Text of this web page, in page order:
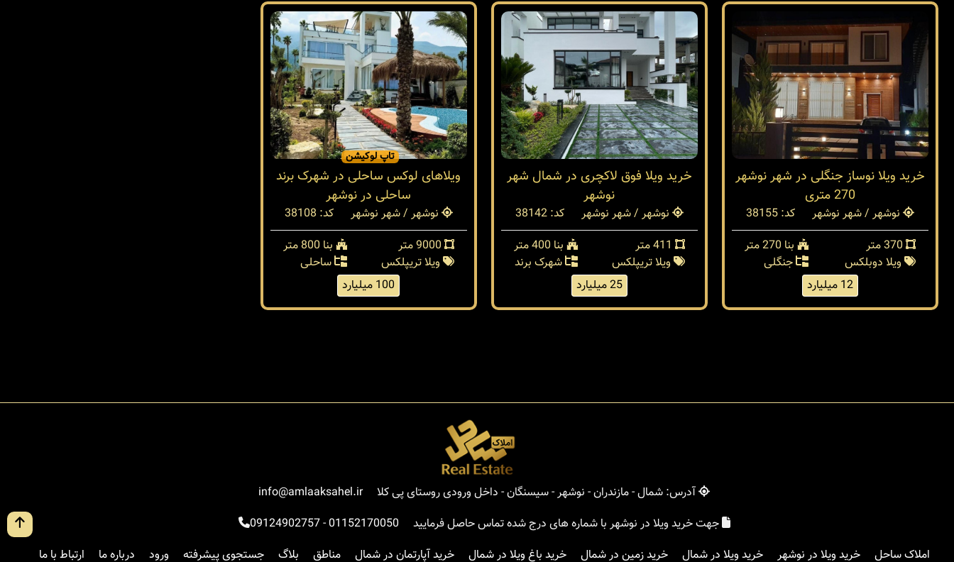
خرید ویلا نوساز جنگلی در شهر نوشهر
270 متری
نوشهر / شهر نوشهر
کد: 38155
بنا 270 متر
ویلا دوبلکس
جنگلی
12 میلیارد
خرید ویلا فوق لاکچری در شمال شهر
نوشهر
نوشهر / شهر نوشهر
کد: 38142
بنا 400 متر
ویلا تریپلکس
شهرک برند
25 میلیارد
تاپ لوکیشن
ویلاهای لوکس ساحلی در شهرک برند
ساحلی در نوشهر
نوشهر / شهر نوشهر
کد: 38108
بنا 800 متر
ویلا تریپلکس
ساحلی
100 میلیارد
آدرس: شمال - مازندران - نوشهر - سیسنگان - داخل ورودی روستای پی کلا
info@amlaaksahel.ir
جهت خرید ویلا در نوشهر با شماره های درج شده تماس حاصل فرمایید
01152170050
-
09124902757
املاک ساحل
خرید ویلا در نوشهر خرید ویلا در شمال خرید زمین در شمال خرید باغ ویلا در شمال خرید آپارتمان در شمال مناطق بلاگ جستجوی پیشرفته ورود درباره ما ارتباط با ما